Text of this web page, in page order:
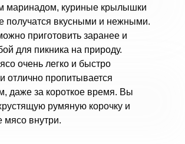
маринадом, куриные крылышки
получатся вкусными и нежными.
приготовить заранее и
для пикника на природу.
очень легко и быстро
отлично пропитывается
даже за короткое время. Вы
румяную корочку и
мясо внутри.